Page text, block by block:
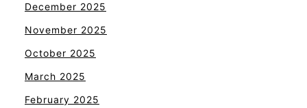
December 2025
November 2025
October 2025
March 2025
February 2025